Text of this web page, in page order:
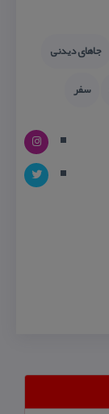
جاهای دیدنی
سفر